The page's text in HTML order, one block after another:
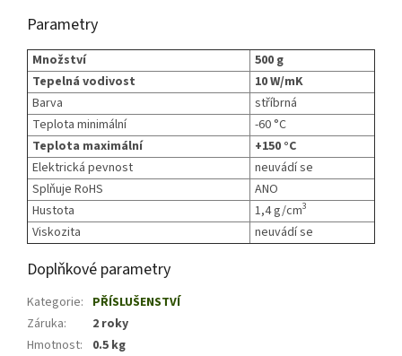
Parametry
Množství
500 g
Tepelná vodivost
10 W/mK
Barva
stříbrná
Teplota minimální
-60 °C
Teplota maximální
+150 °C
Elektrická pevnost
neuvádí se
Splňuje RoHS
ANO
Hustota
1,4 g/cm3
Viskozita neuvádí se
Doplňkové parametry
Kategorie: PŘÍSLUŠENSTVÍ
Záruka:
2 roky
Hmotnost:
0.5 kg